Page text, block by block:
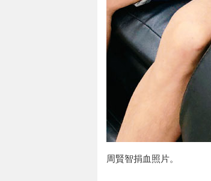
周賢智捐血照片。